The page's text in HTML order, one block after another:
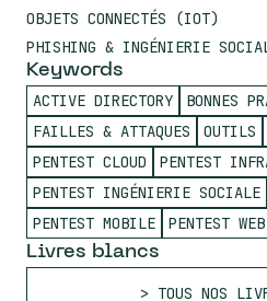
OBJETS CONNECTÉS (IOT)
PHISHING & INGÉNIERIE
Keywords
ACTIVE DIRECTORY
BONNES
FAILLES & ATTAQUES
OUTILS
PENTEST CLOUD
PENTEST
PENTEST INGÉNIERIE SOCIALE
PENTEST MOBILE
PENTEST WEB
Livres blancs
TOUS NOS